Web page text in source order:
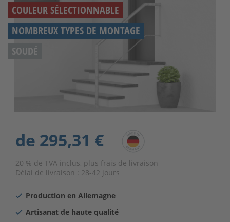
COULEUR SÉLECTIONNABLE
NOMBREUX TYPES DE MONTAGE
SOUDÉ
de 295,31 €
20 % de TVA inclus, plus frais de livraison
Délai de livraison : 28-42 jours
Production en Allemagne
Artisanat de haute qualité